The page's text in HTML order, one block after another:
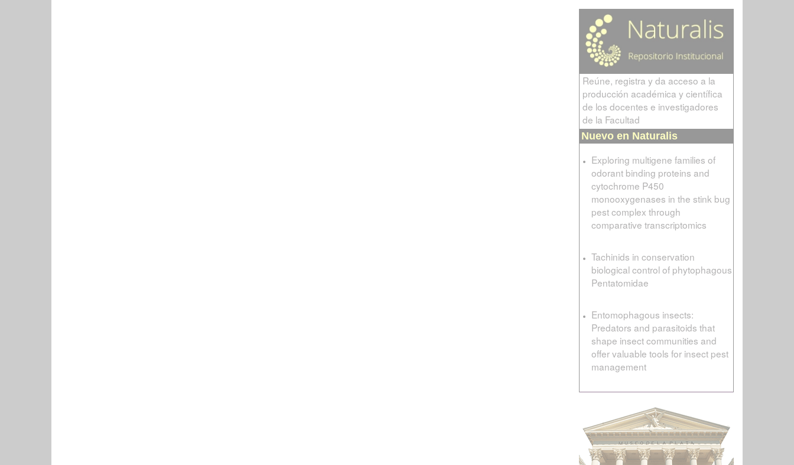
Reúne, registra y da acceso a la
producción académica y científica
de los docentes e investigadores
de la Facultad
Nuevo en Naturalis
Exploring multigene families of
odorant binding proteins and
cytochrome P450
monooxygenases in the stink bug
pest complex through
comparative transcriptomics
Tachinids in conservation
biological control of phytophagous
Pentatomidae
Entomophagous insects:
Predators and parasitoids that
shape insect communities and
offer valuable tools for insect pest
management